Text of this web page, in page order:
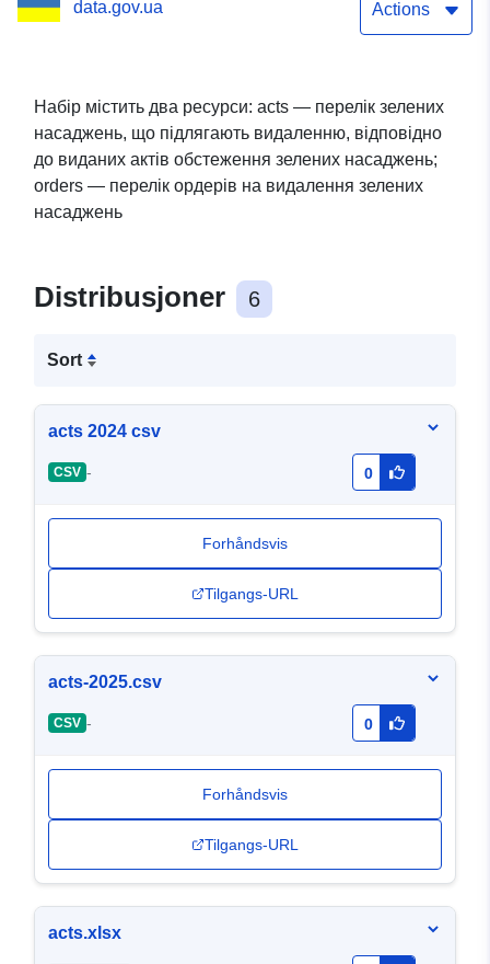
актів обстеження зелених
Солотвинської селищної
ради
data.gov.ua Actions
Набір містить два ресурси: acts — перелік зелених
насаджень, що підлягають видаленню, відповідно
до виданих актів обстеження зелених насаджень;
orders — перелік ордерів на видалення зелених
насаджень
Distribusjoner 6
Sort
acts 2024 csv
CSV - 0
Forhåndsvis
Tilgangs-URL
acts-2025.csv
CSV - 0
Forhåndsvis
Tilgangs-URL
acts.xlsx